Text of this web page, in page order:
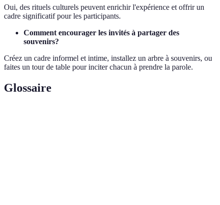
Oui, des rituels culturels peuvent enrichir l'expérience et offrir un
cadre significatif pour les participants.
Comment encourager les invités à partager des
souvenirs?
Créez un cadre informel et intime, installez un arbre à souvenirs, ou
faites un tour de table pour inciter chacun à prendre la parole.
Glossaire